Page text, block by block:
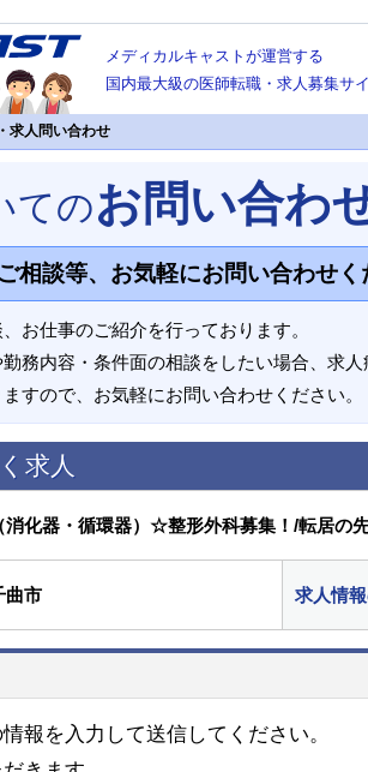
メディカルキャストが運営する
国内最大級の医師転職・求人募集サ
求人問い合わせ
てのお問い合わ
相談等、お気軽にお問い合わせく
お仕事のご紹介を行っております。
務内容・条件面の相談をしたい場合、求
すので、お気軽にお問い合わせください。
求人
化器・循環器）☆整形外科募集！/転居の
曲市 求人情
報を入力して送信してください。